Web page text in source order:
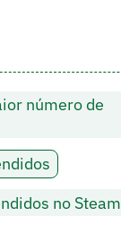
número de
no Steam